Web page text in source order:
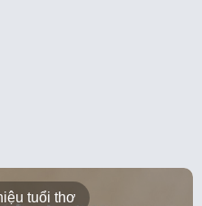
tuổi thơ